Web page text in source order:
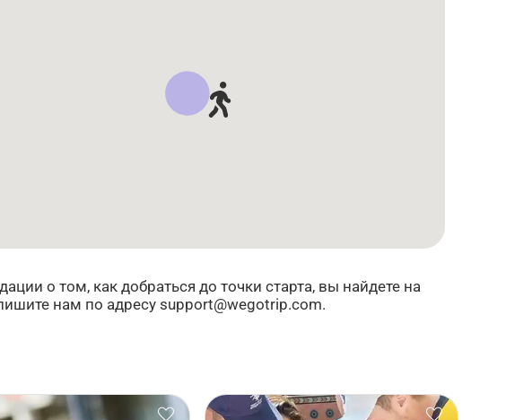
о том, как добраться до точки старта, вы найдете на
нам по адресу support@wegotrip.com.